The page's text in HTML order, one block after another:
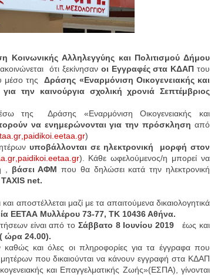
Κοινωνικής Αλληλεγγύης και Πολιτισμού Δήμου
ότι ξεκίνησαν οι Εγγραφές στα ΚΔΑΠ του
μέσο της
Δράσης «Εναρμόνιση Οικογενειακής και
την καινούργια σχολική χρονιά Σεπτέμβριος
της
Δράσης «Εναρμόνιση Οικογενειακής και
να ενημερώνονται για την πρόσκληση από
gr paidikoi eetaa gr)
υποβάλλονται σε ηλεκτρονική
μορφή στον
gr, paidikoi. eetaa gr). Κάθε ωφελούμενος/η μπορεί να
, βάσει ΑΦΜ που θα δηλώσει κατά την ηλεκτρονική
TAXIS net.
αποστέλλεται μαζί με τα απαιτούμενα δικαιολογητικά
ΕΕΤΑΑ Μυλλέρου 73-77, ΤΚ 10436 Αθήνα.
είναι από το Σάββατο 8 Ιουνίου 2019
έως και
ώρα 24.00).
καθώς και όλες οι πληροφορίες για τα έγγραφα που
μητέρων που δικαιούνται να κάνουν εγγραφή στα ΚΔΑΠ
και Επαγγελματικής Ζωής»(ΕΣΠΑ), γίνονται